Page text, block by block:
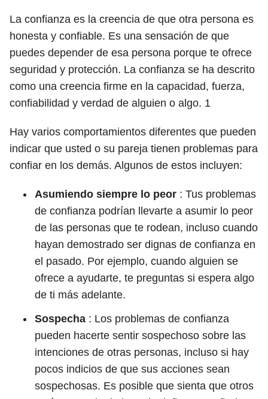
La confianza es la creencia de que otra persona es
honesta y confiable. Es una sensación de que
puedes depender de esa persona porque te ofrece
seguridad y protección. La confianza se ha descrito
como una creencia firme en la capacidad, fuerza,
confiabilidad y verdad de alguien o algo. 1
Hay varios comportamientos diferentes que pueden
indicar que usted o su pareja tienen problemas para
confiar en los demás. Algunos de estos incluyen:
Asumiendo siempre lo peor : Tus problemas
de confianza podrían llevarte a asumir lo peor
de las personas que te rodean, incluso cuando
hayan demostrado ser dignas de confianza en
el pasado. Por ejemplo, cuando alguien se
ofrece a ayudarte, te preguntas si espera algo
de ti más adelante.
Sospecha : Los problemas de confianza
pueden hacerte sentir sospechoso sobre las
intenciones de otras personas, incluso si hay
pocos indicios de que sus acciones sean
sospechosas. Es posible que sienta que otros